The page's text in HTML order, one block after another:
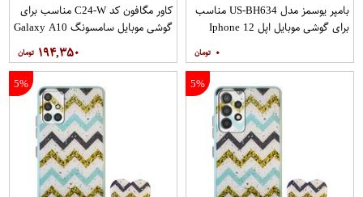
بامپر یوسمز مدل US-BH634 مناسب
برای گوشی موبایل اپل Iphone 12
۰
کاور مگافون کد C24-W مناسب برای
گوشی موبایل سامسونگ Galaxy A10
۱۹۴,۳۵۰
5%
5%